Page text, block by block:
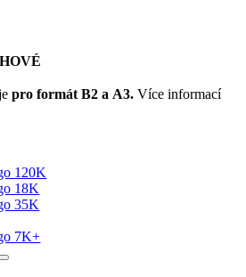
pro formát B2 a A3. Více informací
120K
18K
35K
7K+